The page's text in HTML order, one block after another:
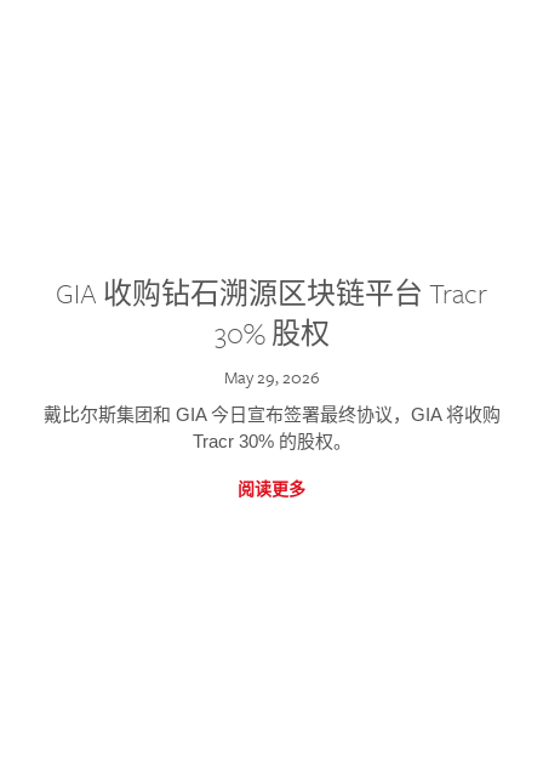
GIA 收购钻石溯源区块链平台 Tracr
30% 股权
May 29, 2026
戴比尔斯集团和 GIA 今日宣布签署最终协议，GIA 将收购
Tracr 30% 的股权。
阅读更多